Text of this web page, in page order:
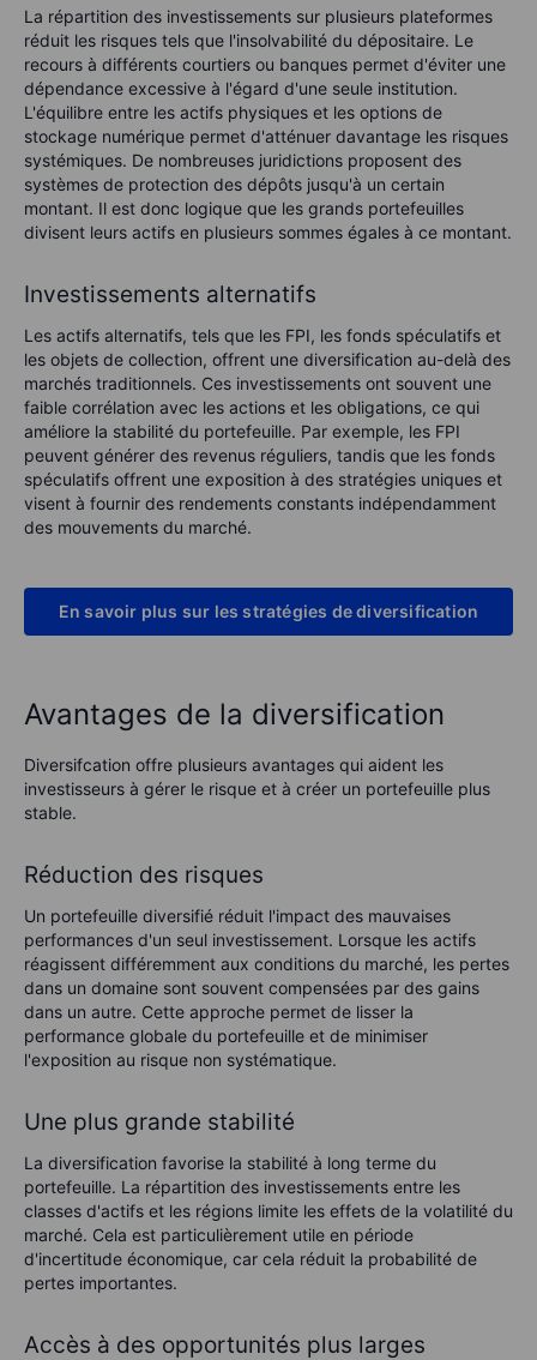
La répartition des investissements sur plusieurs plateformes
réduit les risques tels que l'insolvabilité du dépositaire. Le
recours à différents courtiers ou banques permet d'éviter une
dépendance excessive à l'égard d'une seule institution.
L'équilibre entre les actifs physiques et les options de
stockage numérique permet d'atténuer davantage les risques
systémiques. De nombreuses juridictions proposent des
systèmes de protection des dépôts jusqu'à un certain
montant. Il est donc logique que les grands portefeuilles
divisent leurs actifs en plusieurs sommes égales à ce montant.
Investissements alternatifs
Les actifs alternatifs, tels que les FPI, les fonds spéculatifs et
les objets de collection, offrent une diversification au-delà des
marchés traditionnels. Ces investissements ont souvent une
faible corrélation avec les actions et les obligations, ce qui
améliore la stabilité du portefeuille. Par exemple, les FPI
peuvent générer des revenus réguliers, tandis que les fonds
spéculatifs offrent une exposition à des stratégies uniques et
visent à fournir des rendements constants indépendamment
des mouvements du marché.
En savoir plus sur les stratégies de diversification
Avantages de la diversification
Diversifcation offre plusieurs avantages qui aident les
investisseurs à gérer le risque et à créer un portefeuille plus
stable.
Réduction des risques
Un portefeuille diversifié réduit l'impact des mauvaises
performances d'un seul investissement. Lorsque les actifs
réagissent différemment aux conditions du marché, les pertes
dans un domaine sont souvent compensées par des gains
dans un autre. Cette approche permet de lisser la
performance globale du portefeuille et de minimiser
l'exposition au risque non systématique.
Une plus grande stabilité
La diversification favorise la stabilité à long terme du
portefeuille. La répartition des investissements entre les
classes d'actifs et les régions limite les effets de la volatilité du
marché. Cela est particulièrement utile en période
d'incertitude économique, car cela réduit la probabilité de
pertes importantes.
Accès à des opportunités plus larges